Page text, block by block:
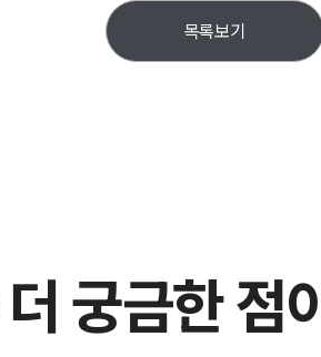
목록보기
궁금한 점